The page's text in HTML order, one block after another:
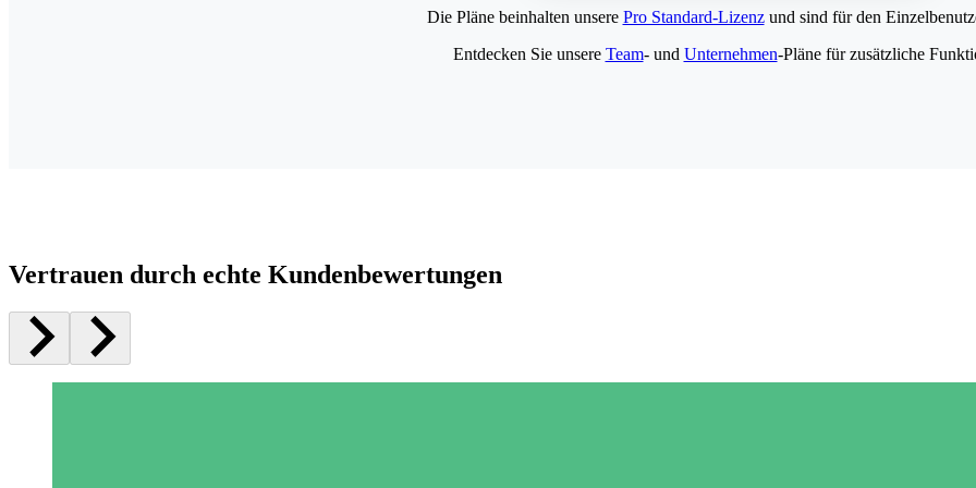
Die Pläne beinhalten unsere Pro Standard-Lizenzund sind für den
Entdecken Sie unsere Team- und Unternehmen-Pläne für zusätzliche
Vertrauen durch echte Kundenbewertungen